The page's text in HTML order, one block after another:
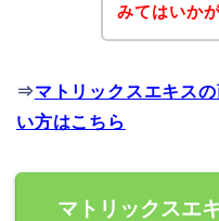
みてはいか
⇒マトリックスエキス
い方はこちら
マトリックスエ